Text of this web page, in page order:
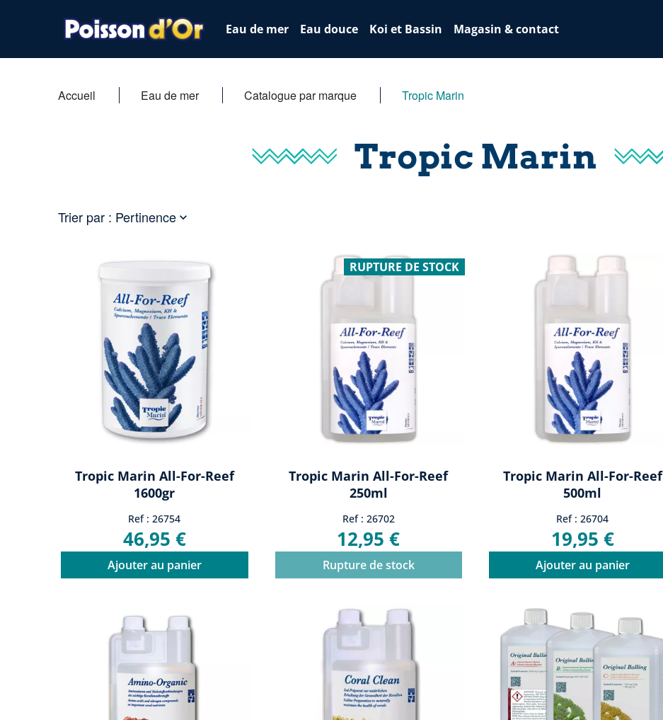
Eau de mer Eau douce Koi et Bassin Magasin & contact
Accueil Eau de mer Catalogue par marque Tropic Marin
Tropic Marin
Trier par : Pertinence 
Tropic Marin All-For-Reef
1600gr
Ref : 26754
46,95 €
Ajouter au panier
Tropic Marin All-For-Reef
250ml
Ref : 26702
12,95 €
Rupture de stock
RUPTURE DE STOCK
Tropic Marin All-For-Reef
500ml
Ref : 26704
19,95 €
Ajouter au panier